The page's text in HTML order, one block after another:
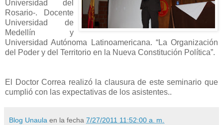
Universidad del
Rosario-. Docente
Universidad de
Medellín y
Universidad Autónoma Latinoamericana. “La Organización
del Poder y del Territorio en la Nueva Constitución Política”.
El Doctor Correa realizó la clausura de este seminario que
cumplió con las expectativas de los asistentes..
Blog Unaula en la fecha 7/27/2011 11:52:00 a. m.